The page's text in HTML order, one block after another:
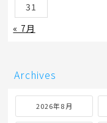
31
« 7月
Archives
2026年8月